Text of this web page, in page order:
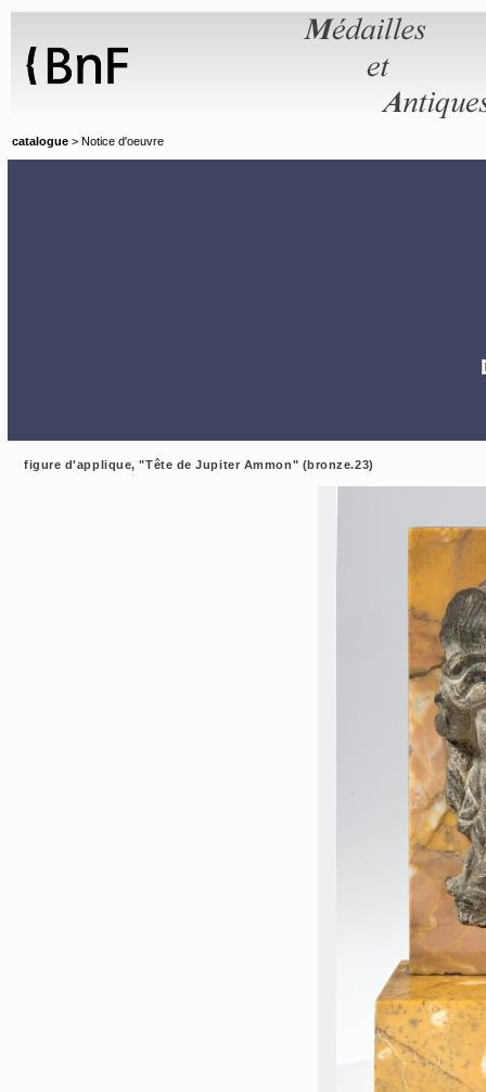
catalogue > Notice d'oeuvre
figure d'applique, "Tête de Jupiter Ammon" (bronze.23)